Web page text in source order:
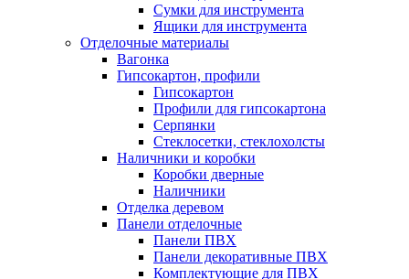
Сумки для инструмента
Ящики для инструмента
Отделочные материалы
Вагонка
Гипсокартон, профили
Гипсокартон
Профили для гипсокартона
Серпянки
Стеклосетки, стеклохолсты
Наличники и коробки
Коробки дверные
Наличники
Отделка деревом
Панели отделочные
Панели ПВХ
Панели декоративные ПВХ
Комплектующие для ПВХ